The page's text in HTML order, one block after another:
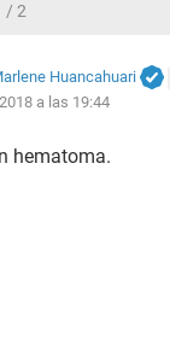
/ 2
Huancahuari
a las 19:44
hematoma.